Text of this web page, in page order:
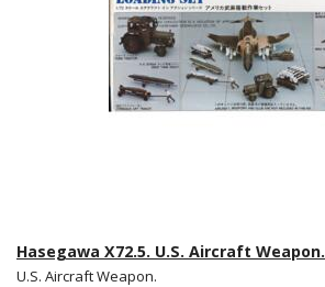
Hasegawa X72.5. U.S. Aircraft Weapon.
U.S. Aircraft Weapon.